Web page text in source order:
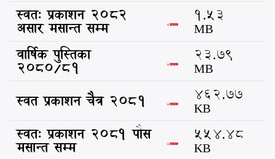
स्वत: प्रकाशन 2082
असार मसान्त सम्म
1.53
MB
वार्षिक पुस्तिका
२०८०/८१
23.79
MB
स्वत प्रकाशन चैत्र २०८१
462.77
KB
स्वत: प्रकाशन 2081 पौस
मसान्त सम्म
554.48
KB